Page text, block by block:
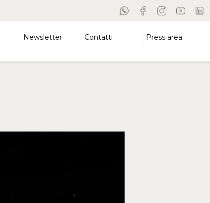
Newsletter Contatti Press area